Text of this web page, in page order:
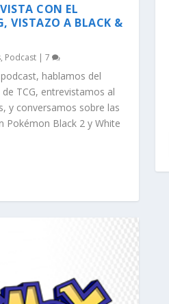
CON EL
VISTAZO A BLACK &
, Podcast |7
hablamos del
TCG, entrevistamos al
y conversamos sobre las
Pokémon Black 2 y White